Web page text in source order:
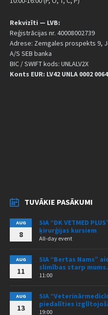
Rekvizīti — LVB:
Reģistrācijas nr. 40008002739
Adrese: Zemgales prospekts 9,
A/S SEB banka
BIC / SWIFT kods: UNLALV2X
Konts EUR: LV42 UNLA 0002
TUVĀKIE PASĀKUMI
AUG
8
SIA “DK VETMED
ķirurģijas kursiem
All-day event
AUG
11
SIA “Bertas Nams”
slimības starp
11:00
AUG
13
SIA
piedalīties
19:00